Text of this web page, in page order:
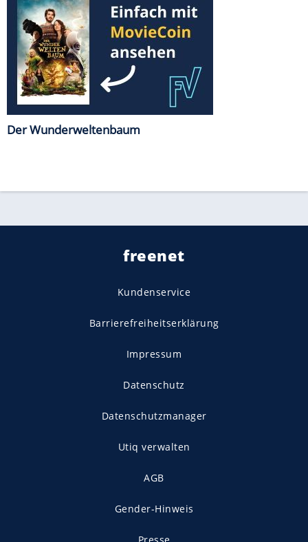
Der Wunderweltenbaum
freenet
Kundenservice
Barrierefreiheitserklärung
Impressum
Datenschutz
Datenschutzmanager
Utiq verwalten
AGB
Gender-Hinweis
Presse